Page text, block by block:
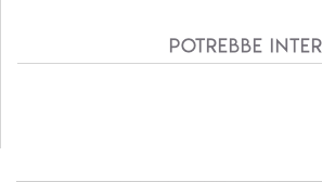
Potrebbe